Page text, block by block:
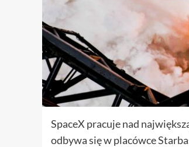
SpaceX pracuje nad
odbywa się w placówce